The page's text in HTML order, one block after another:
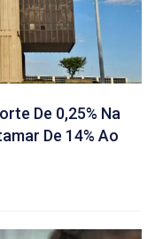
De 0,25% Na
De 14% Ao